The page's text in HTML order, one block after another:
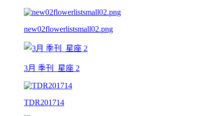
new02flowerlistsmall02.png
3月 季刊_星座 2
TDR201714